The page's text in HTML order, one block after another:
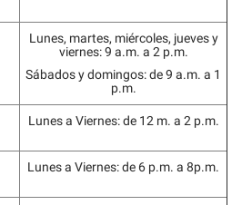
Lunes, martes, miércoles, jueves y
viernes: 9 a.m. a 2 p.m.
Sábados y domingos: de 9 a.m. a 1
p.m.
Lunes a Viernes: de 12 m. a 2 p.m.
Lunes a Viernes: de 6 p.m. a 8p.m.